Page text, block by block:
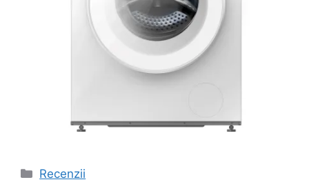
Categorii
Recenzii